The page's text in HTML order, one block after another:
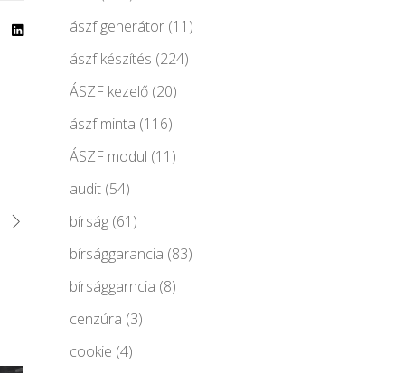
ászf generátor(11)
ászf készítés (224)
ÁSZF kezelő(20)
ászf minta (116)
ÁSZF modul (11)
audit(54)
bírság(61)
bírsággarancia (83)
bírsággarncia (8)
cenzúra (3)
cookie (4)